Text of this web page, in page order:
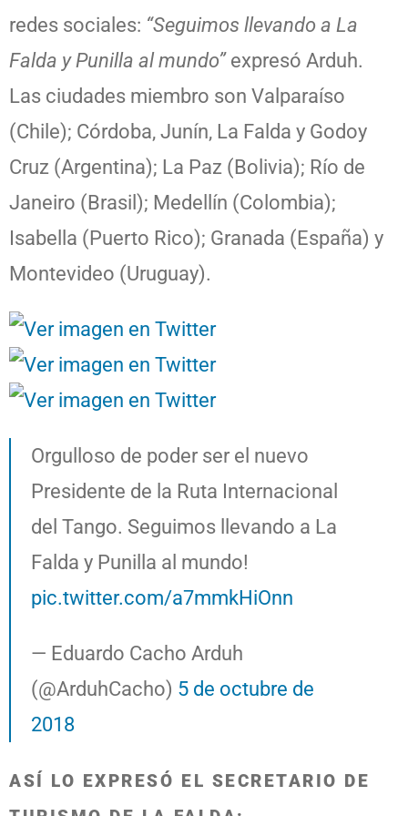
redes sociales: “Seguimos llevando a La
Falda y Punilla al mundo”expresó Arduh.
Las ciudades miembro son Valparaíso
(Chile); Córdoba, Junín, La Falda y Godoy
Cruz (Argentina); La Paz (Bolivia); Río de
Janeiro (Brasil); Medellín (Colombia);
Isabella (Puerto Rico); Granada (España) y
Montevideo (Uruguay).
Orgulloso de poder ser el nuevo
Presidente de la Ruta Internacional
del Tango. Seguimos llevando a La
Falda y Punilla al mundo!
pic.twitter.com/a7mmkHiOnn
— Eduardo Cacho Arduh
(@ArduhCacho) 5 de octubre de
2018
ASÍ LO EXPRESÓ EL SECRETARIO DE